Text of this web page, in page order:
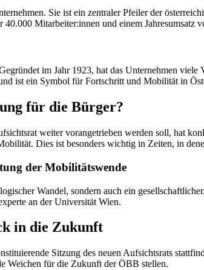
Sie ist ein zentraler Pfeiler der
Mitarbeiter:innen und einem
im Jahr 1923, hat das Unternehmen
ist ein Symbol für Fortschritt und Mobilität in
für die Bürger?
weiter vorangetrieben werden soll, hat
Dies ist besonders wichtig in Zeiten, in
der Mobilitätswende
Wandel, sondern auch ein
an der Universität Wien.
in die Zukunft
Sitzung des neuen Aufsichtsrats
Weichen für die Zukunft der ÖBB stellen.